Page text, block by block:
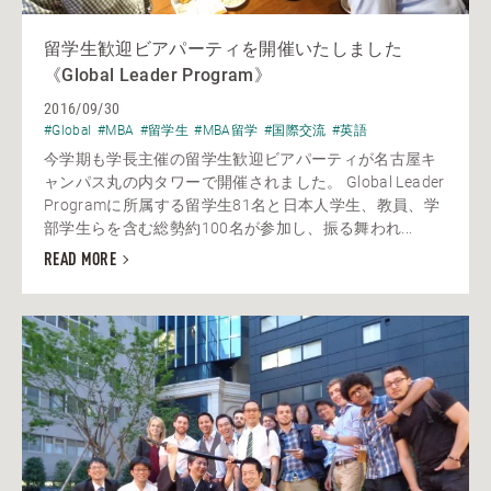
留学生歓迎ビアパーティを開催いたしました
《Global Leader Program》
2016/09/30
#Global #MBA #留学生 #MBA留学 #国際交流 #英語
今学期も学長主催の留学生歓迎ビアパーティが名古屋キ
ャンパス丸の内タワーで開催されました。 Global Leader
Programに所属する留学生81名と日本人学生、教員、学
部学生らを含む総勢約100名が参加し、振る舞われ...
READ MORE